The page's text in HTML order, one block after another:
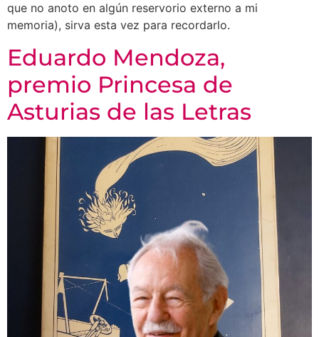
que no anoto en algún reservorio externo a mi
memoria), sirva esta vez para recordarlo.
Eduardo Mendoza,
premio Princesa de
Asturias de las Letras